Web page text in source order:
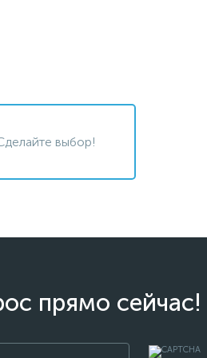
выбор!
прямо сейчас!